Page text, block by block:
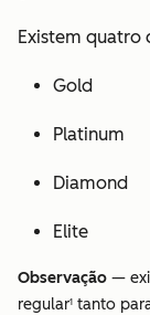
Existem quatro
Gold
Platinum
Diamond
Elite
Observação —
regular1 tanto